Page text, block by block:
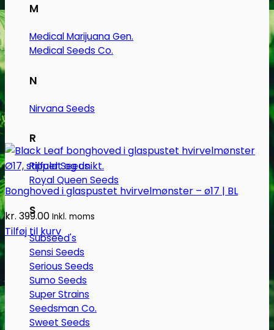
M
Medical Marijuana Gen.
Medical Seeds Co.
N
Nirvana Seeds
R
Ripper Seeds
Royal Queen Seeds
S
Subseed's
Sensi Seeds
Serious Seeds
Sumo Seeds
Super Strains
Seedsman Co.
Sweet Seeds
varesiden
Bonghoved i glaspustet hvirvelmønster – ø17 | BL
kr. 399.00 Inkl. moms
Tilføj til kurv